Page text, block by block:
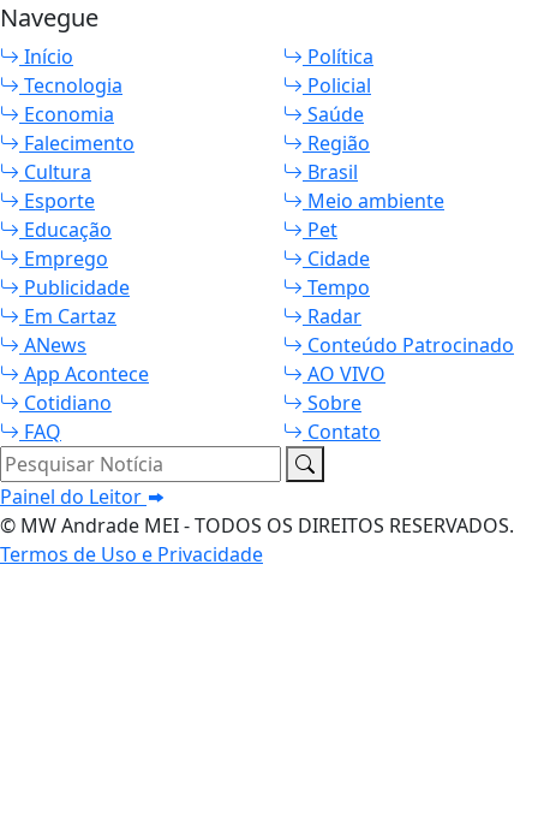
Navegue
Início
Política
Tecnologia
Policial
Economia
Saúde
Falecimento
Região
Cultura
Brasil
Esporte
Meio ambiente
Educação
Pet
Emprego
Cidade
Publicidade
Tempo
Em Cartaz
Radar
ANews
Conteúdo Patrocinado
App Acontece
AO VIVO
Cotidiano
Sobre
FAQ
Contato
Pesquisar Notícia
Painel do Leitor
© MW Andrade MEI - TODOS OS DIREITOS RESERVADOS.
Termos de Uso e Privacidade